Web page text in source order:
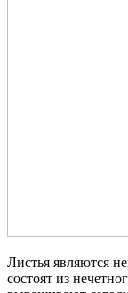
Листья являются
состоят из